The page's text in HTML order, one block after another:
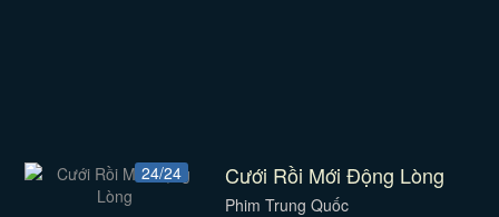
24/24 Cưới Rồi Mới Động Lòng
Phim Trung Quốc